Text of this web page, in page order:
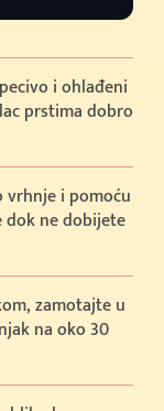
i ohlađeni
prstima dobro
vrhnje i pomoću
dok ne dobijete
zamotajte u
na oko 30